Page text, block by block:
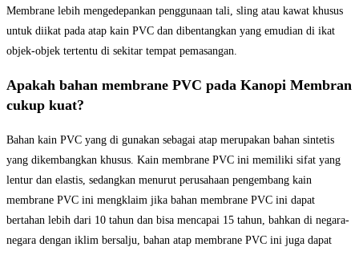
Membrane lebih mengedepankan penggunaan tali, sling atau kawat khusus
untuk diikat pada atap kain PVC dan dibentangkan yang emudian di ikat
objek-objek tertentu di sekitar tempat pemasangan.
Apakah bahan membrane PVC pada Kanopi Membran
cukup kuat?
Bahan kain PVC yang di gunakan sebagai atap merupakan bahan sintetis
yang dikembangkan khusus. Kain membrane PVC ini memiliki sifat yang
lentur dan elastis, sedangkan menurut perusahaan pengembang kain
membrane PVC ini mengklaim jika bahan membrane PVC ini dapat
bertahan lebih dari 10 tahun dan bisa mencapai 15 tahun, bahkan di negara-
negara dengan iklim bersalju, bahan atap membrane PVC ini juga dapat